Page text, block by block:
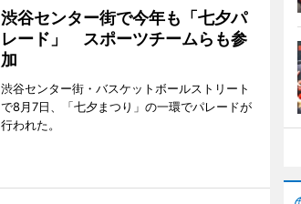
渋谷センター街で今年も「七夕パ
レード」 スポーツチームらも参
加
渋谷センター街・バスケットボールストリート
で8月7日、「七夕まつり」の一環でパレードが
行われた。